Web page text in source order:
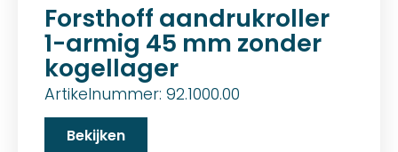
Forsthoff aandrukroller
1-armig 45 mm zonder
kogellager
Artikelnummer: 92.1000.00
Bekijken